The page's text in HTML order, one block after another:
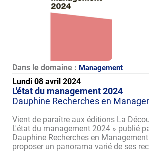
Dans le domaine : Management
Lundi 08 avril 2024
L'état du management 2024
Dauphine Recherches en
Vient de paraître aux éditions La
L'état du management 2024 » publié
Dauphine Recherches en
proposer un panorama varié de ses